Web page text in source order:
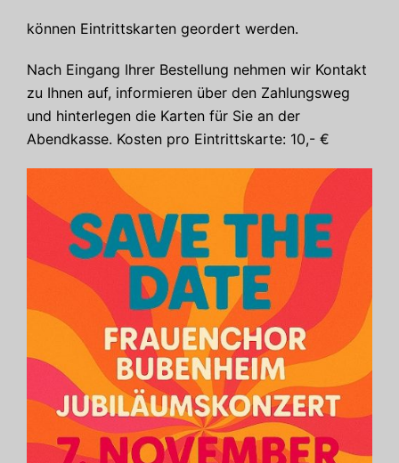
können Eintrittskarten geordert werden.
Nach Eingang Ihrer Bestellung nehmen wir Kontakt
zu Ihnen auf, informieren über den Zahlungsweg
und hinterlegen die Karten für Sie an der
Abendkasse. Kosten pro Eintrittskarte: 10,- €